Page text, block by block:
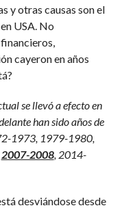
y otras causas son el
USA. No
cayeron en años
se llevó a efecto en
han sido años de
1973, 1979-1980,
2007-2008, 2014-
desviándose desde